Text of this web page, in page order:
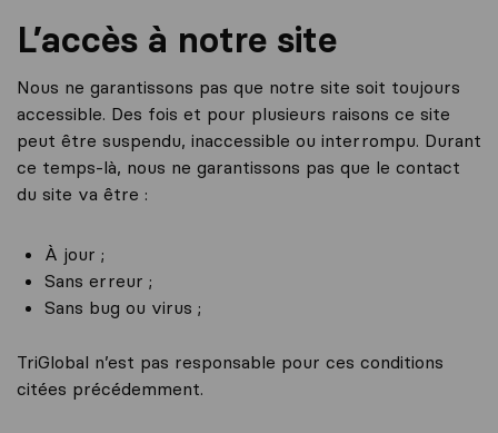
L’accès à notre site
Nous ne garantissons pas que notre site soit toujours
accessible. Des fois et pour plusieurs raisons ce site
peut être suspendu, inaccessible ou interrompu. Durant
ce temps-là, nous ne garantissons pas que le contact
du site va être :
À jour ;
Sans erreur ;
Sans bug ou virus ;
TriGlobal n’est pas responsable pour ces conditions
citées précédemment.